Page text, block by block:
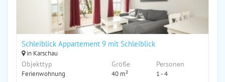
Schleiblick Appartement 9 mit Schleiblick
in Karschau
Objekttyp
Ferienwohnung
Größe
40 m²
Personen
1 - 4